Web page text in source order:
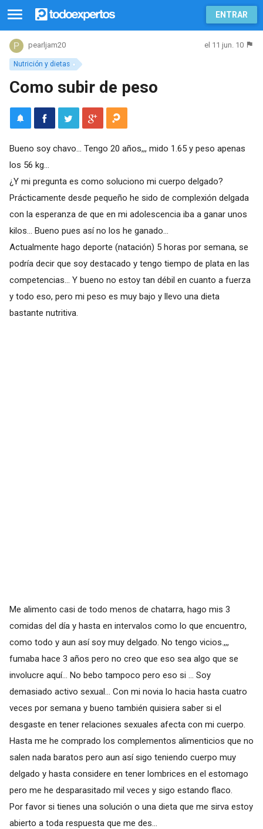
ENTRAR
Nutrición y dietas
pearljam20 el 11 jun. 10
Como subir de peso
Bueno soy chavo... Tengo 20 años,,, mido 1.65 y peso apenas
los 56 kg...
¿Y mi pregunta es como soluciono mi cuerpo delgado?
Prácticamente desde pequeño he sido de complexión delgada
con la esperanza de que en mi adolescencia iba a ganar unos
kilos... Bueno pues así no los he ganado...
Actualmente hago deporte (natación) 5 horas por semana, se
podría decir que soy destacado y tengo tiempo de plata en las
competencias... Y bueno no estoy tan débil en cuanto a fuerza
y todo eso, pero mi peso es muy bajo y llevo una dieta
bastante nutritiva.
Me alimento casi de todo menos de chatarra, hago mis 3
comidas del día y hasta en intervalos como lo que encuentro,
como todo y aun así soy muy delgado. No tengo vicios.,,,
fumaba hace 3 años pero no creo que eso sea algo que se
involucre aquí... No bebo tampoco pero eso si ... Soy
demasiado activo sexual... Con mi novia lo hacia hasta cuatro
veces por semana y bueno también quisiera saber si el
desgaste en tener relaciones sexuales afecta con mi cuerpo.
Hasta me he comprado los complementos alimenticios que no
salen nada baratos pero aun así sigo teniendo cuerpo muy
delgado y hasta considere en tener lombrices en el estomago
pero me he desparasitado mil veces y sigo estando flaco.
Por favor si tienes una solución o una dieta que me sirva estoy
abierto a toda respuesta que me des...